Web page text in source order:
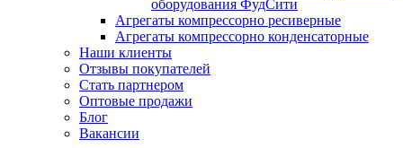
оборудования ФудСити
Агрегаты компрессорно ресиверные
Агрегаты компрессорно конденсаторные
Наши клиенты
Отзывы покупателей
Стать партнером
Оптовые продажи
Блог
Вакансии